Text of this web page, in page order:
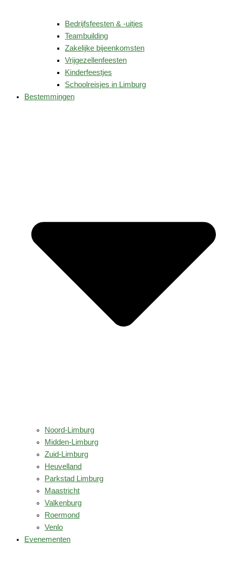
Bedrijfsfeesten & -uitjes
Teambuilding
Zakelijke bijeenkomsten
Vrijgezellenfeesten
Kinderfeestjes
Schoolreisjes in Limburg
Bestemmingen
Noord-Limburg
Midden-Limburg
Zuid-Limburg
Heuvelland
Parkstad Limburg
Maastricht
Valkenburg
Roermond
Venlo
Evenementen